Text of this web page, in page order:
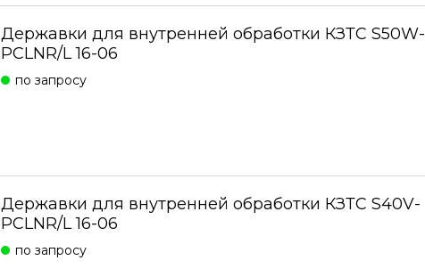
Державки для внутренней обработки КЗТС S50W-
PCLNR/L 16-06
по запросу
Державки для внутренней обработки КЗТС S40V-
PCLNR/L 16-06
по запросу